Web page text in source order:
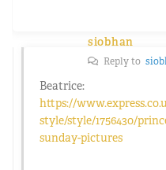
siobhan
Reply to
Beatrice:
https://
style/style/1756430/
sunday-pictures